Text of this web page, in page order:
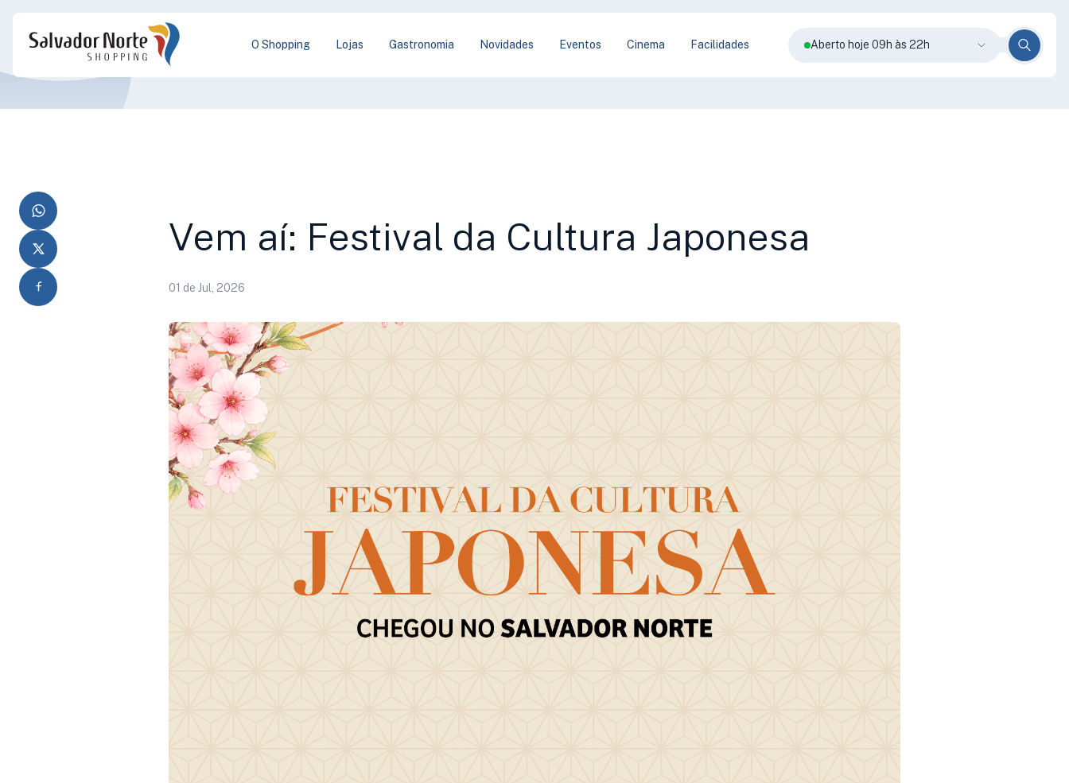
O Shopping Lojas Gastronomia Novidades Eventos Cinema Facilidades Aberto hoje 09h às 22h
Vem aí: Festival da Cultura Japonesa
01 de Jul, 2026